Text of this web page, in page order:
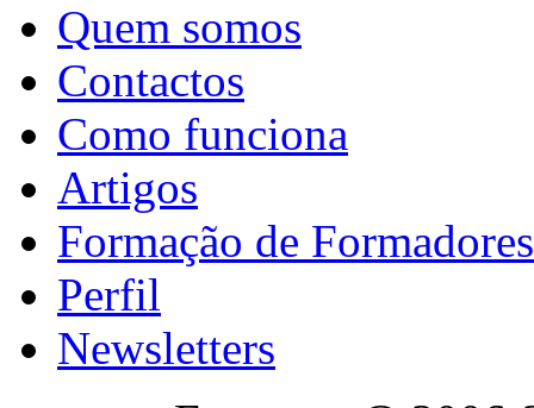
Quem somos
Contactos
Como funciona
Artigos
Formação de Formadores
Perfil
Newsletters